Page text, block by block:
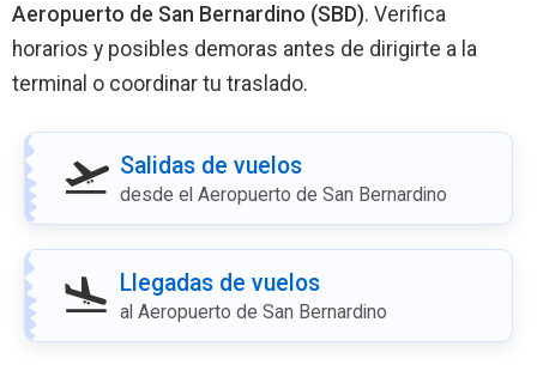
Aeropuerto de San Bernardino (SBD). Verifica
horarios y posibles demoras antes de dirigirte a la
terminal o coordinar tu traslado.
Salidas de vuelos
desde el Aeropuerto de San Bernardino
Llegadas de vuelos
al Aeropuerto de San Bernardino